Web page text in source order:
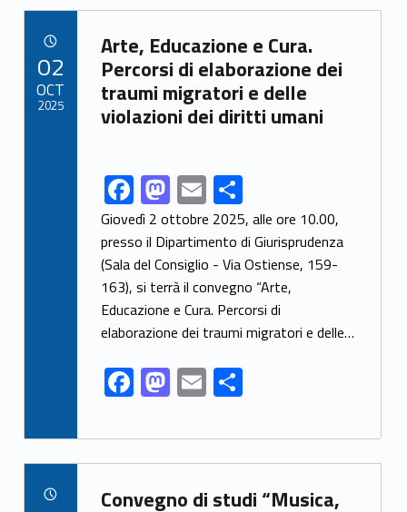
b
o
o
k
d
o
n
l e
Link identifier archive #link-archive-46900
Arte, Educazione e Cura.
Percorsi di elaborazione dei
traumi migratori e delle
violazioni dei diritti umani
Link identifier share facebook archive #share-link-archive-90214F
ac
e
b
o
o
k
M
as
to
d
o
n
E
m
ai
l
S
h
ar
e
Giovedì 2 ottobre 2025, alle ore 10.00,
presso il Dipartimento di Giurisprudenza
(Sala del Consiglio - Via Ostiense, 159-
163), si terrà il convegno “Arte,
Educazione e Cura. Percorsi di
elaborazione dei traumi migratori e delle…
F
ac
e
b
o
M
as
to
d
o
E
m
ai
l
S
ar
e
02
OCT
2025
Link identifier archive #link-archive-20448
Convegno di studi “Musica,